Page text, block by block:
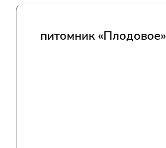
питомник «Плодовое»